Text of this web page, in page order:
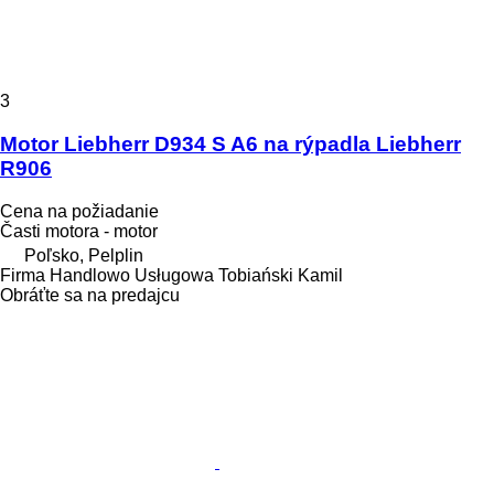
3
Motor Liebherr D934 S A6 na rýpadla Liebherr
R906
Cena na požiadanie
Časti motora - motor
Poľsko, Pelplin
Firma Handlowo Usługowa Tobiański Kamil
Obráťte sa na predajcu